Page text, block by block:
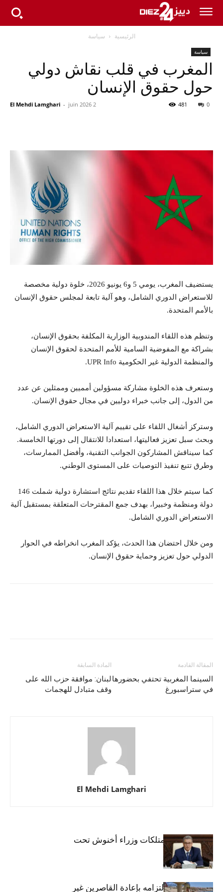
الرئيسية سياسة
سياسة
المغرب في قلب نقاش دولي
حول حقوق الإنسان
El Mehdi Lamghari - 2 juin 2026 0
481
يستضيف المغرب، يومي 5 و6 يونيو 2026، خلوة دولية مخصصة
للاستعراض الدوري الشامل، وهو آلية تابعة لمجلس حقوق الإنسان
بالأمم المتحدة.
وتنظم هذه اللقاء المندوبية الوزارية المكلفة بحقوق الإنسان،
بشراكة مع المفوضية السامية للأمم المتحدة لحقوق الإنسان
والمنظمة الدولية غير الحكومية UPR Info.
وستعرف هذه الخلوة مشاركة مسؤولين أمميين وممثلين عن عدد
من الدول، إلى جانب خبراء دوليين في مجال حقوق الإنسان.
وستركز أشغال اللقاء على تقييم آلية الاستعراض الدوري الشامل،
وبحث سبل تعزيز فعاليتها، استعدادا للانتقال إلى دورتها الخامسة.
كما سيناقش المشاركون الجوانب التقنية، وأفضل الممارسات،
وطرق تتبع تنفيذ التوصيات على المستوى الوطني.
كما سيتم خلال هذا اللقاء تقديم نتائج استشارة دولية شملت 146
دولة ومنظمة وخبيرا، بهدف جمع المقترحات المتعلقة بمستقبل آلية
الاستعراض الدوري الشامل.
ومن خلال احتضان هذا الحدث، يؤكد المغرب انخراطه في الحوار
الدولي حول تعزيز وحماية حقوق الإنسان.
المادة السابقة
لبنان: موافقة حزب الله على
وقف متبادل للهجمات
المقالة القادمة
السينما المغربية تحتفي بحضورها
في ستراسبورغ
El Mehdi Lamghari
نهاية الولاية: ممتلكات وزراء أخنوش تحت
التدقيق
المغرب يجدد التزامه بإعادة القاصرين غير